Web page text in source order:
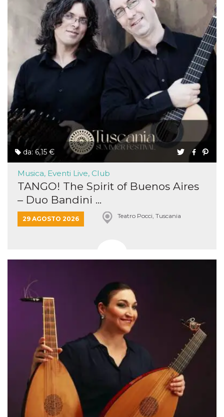
da: 6,15 €
Musica, Eventi Live, Club
TANGO! The Spirit of Buenos Aires
– Duo Bandini ...
29 AGOSTO 2026 Teatro Pocci, Tuscania